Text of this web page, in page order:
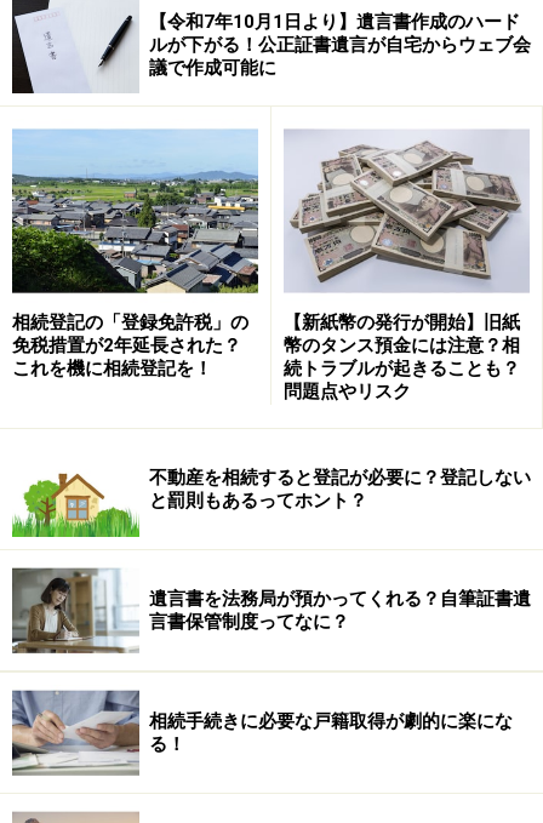
いうことです。
また、双方あわせて『直系血族』といいます。血族は、
いですが、わりと理解しやすいですね。
『直系尊属』や『直系卑属』は、民法における『相続
人』の範囲や『相続分』を確認するために、非常に重要
な用語となっていますので、ぜひ、覚えておいて下さ
い。
また、『直系尊属』や『直系卑属』を覚える際に、とて
も参考となる『親族の範囲(親等図)』も見てみましょ
親族の範囲・親等図をチェック
それでは、より理解を深めるために、『親等図』を見て
みたいと思います。『親等』とは、世代の遠近を表す単
位です。例えば、「子は1親等」、「孫は2親等」、父母
は「1親等」、「祖父母は2親等」という感じです。
【令和7年10月1日より】遺言書作成のハード
ルが下がる！公正証書遺言が自宅からウェブ会
議で作成可能に
相続登記の「登録免許税」の
免税措置が2年延長された？
これを機に相続登記を！
【新紙幣の発行が開始】旧紙
幣のタンス預金には注意？相
続トラブルが起きることも？
問題点やリスク
不動産を相続すると登記が必要に？登記しない
と罰則もあるってホント？
遺言書を法務局が預かってくれる？自筆証書遺
言書保管制度ってなに？
相続手続きに必要な戸籍取得が劇的に楽にな
る！